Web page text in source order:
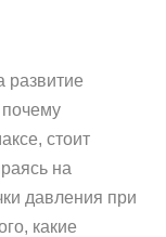
почему
стоит
на
давления при
какие